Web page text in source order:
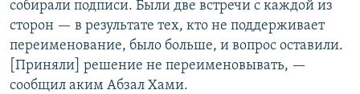
собирали подписи. Были две встречи с каждой из
сторон — в результате тех, кто не поддерживает
переименование, было больше, и вопрос оставили.
[Приняли] решение не переименовывать, —
сообщил аким Абзал Хами.